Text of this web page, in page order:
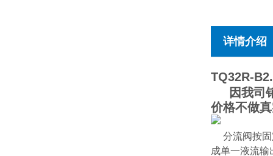
详情介绍
TQ32R-
因我司销
价格不做
分流阀按
成单一液流